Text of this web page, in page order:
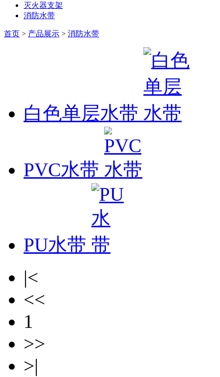
灭火器支架
消防水带
首页 > 产品展示 > 消防水带
白色单层水带
PVC水带
PU水带
|<
<<
1
>>
>|